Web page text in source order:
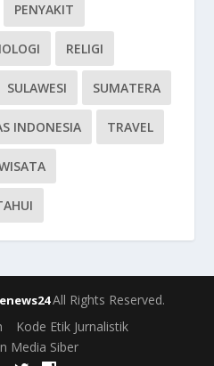
PENYAKIT
RELIGI
SULAWESI SUMATERA
INDONESIA TRAVEL
All Rights Reserved.
Kode Etik Jurnalistik
Media Siber